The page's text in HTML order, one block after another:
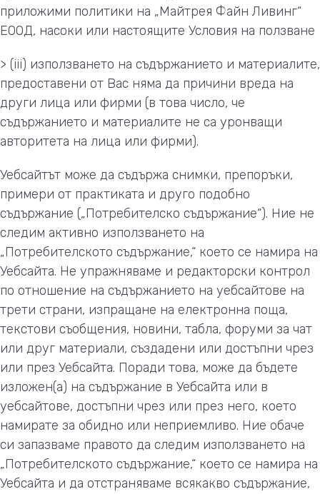
приложими политики на „Майтрея Файн Ливинг“
ЕООД, насоки или настоящите Условия на ползване
> (iii) използването на съдържанието и материалите,
предоставени от Вас няма да причини вреда на
други лица или фирми (в това число, че
съдържанието и материалите не са уронващи
авторитета на лица или фирми).
Уебсайтът може да съдържа снимки, препоръки,
примери от практиката и друго подобно
съдържание („Потребителско съдържание“). Ние не
следим активно използването на
„Потребителското съдържание,“ което се намира на
Уебсайта. Не упражняваме и редакторски контрол
по отношение на съдържанието на уебсайтове на
трети страни, изпращане на електронна поща,
текстови съобщения, новини, табла, форуми за чат
или друг материали, създадени или достъпни чрез
или през Уебсайта. Поради това, може да бъдете
изложен(а) на съдържание в Уебсайта или в
уебсайтове, достъпни чрез или през него, което
намирате за обидно или неприемливо. Ние обаче
си запазваме правото да следим използването на
„Потребителското съдържание,“ което се намира на
Уебсайта и да отстраняваме всякакво съдържание,